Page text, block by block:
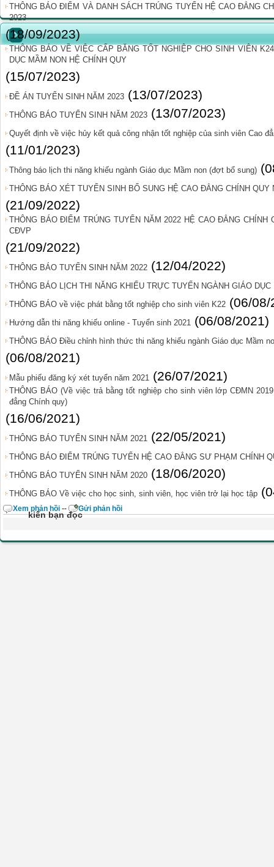
THÔNG BÁO ĐIỂM VÀ DANH SÁCH TRÚNG TUYỂN HỆ CAO ĐẲNG
2023
(18/09/2023)
THÔNG BÁO VỀ VIỆC CẤP BĂNG TỐT NGHIỆP CHO SINH VIÊN
DỤC MẦM NON HỆ CHÍNH QUY
(15/07/2023)
ĐỀ ÁN TUYỂN SINH NĂM 2023 (13/07/2023)
THÔNG BÁO TUYỂN SINH NĂM 2023 (13/07/2023)
Quyết định về việc hủy kết quả công nhận tốt nghiệp của sinh viên Cao
(11/01/2023)
Thông báo lịch thi năng khiếu ngành Giáo dục Mầm non (đợt bổ sung)
THÔNG BÁO XÉT TUYỂN SINH BỔ SUNG HỆ CAO ĐẲNG CHÍNH QUY
(21/09/2022)
THÔNG BÁO ĐIỂM TRÚNG TUYỂN NĂM 2022 HỆ CAO ĐẲNG CHÍNH
CĐVP
(21/09/2022)
THÔNG BÁO TUYỂN SINH NĂM 2022 (12/04/2022)
THÔNG BÁO LỊCH THI NĂNG KHIẾU TRỰC TUYẾN NGÀNH GIÁO DỤC
THÔNG BÁO về việc phát bằng tốt nghiệp cho sinh viên K22 (06/08/
Hướng dẫn thi năng khiếu online - Tuyển sinh 2021 (06/08/2021)
THÔNG BÁO Điều chỉnh hình thức thi năng khiếu ngành Giáo dục Mầm
(06/08/2021)
Mẫu phiếu đăng ký xét tuyển năm 2021 (26/07/2021)
THÔNG BÁO (Về việc trả bằng tốt nghiệp cho sinh viên lớp CĐMN
đẳng Chính quy)
(16/06/2021)
THÔNG BÁO TUYỂN SINH NĂM 2021 (22/05/2021)
THÔNG BÁO ĐIỂM TRÚNG TUYỂN HỆ CAO ĐẲNG SƯ PHẠM CHÍNH
THÔNG BÁO TUYỂN SINH NĂM 2020 (18/06/2020)
THÔNG BÁO Về việc cho học sinh, sinh viên, học viên trở lại học tập
kiến bạn đọc
Xem phản hồi -- Gửi phản hồi